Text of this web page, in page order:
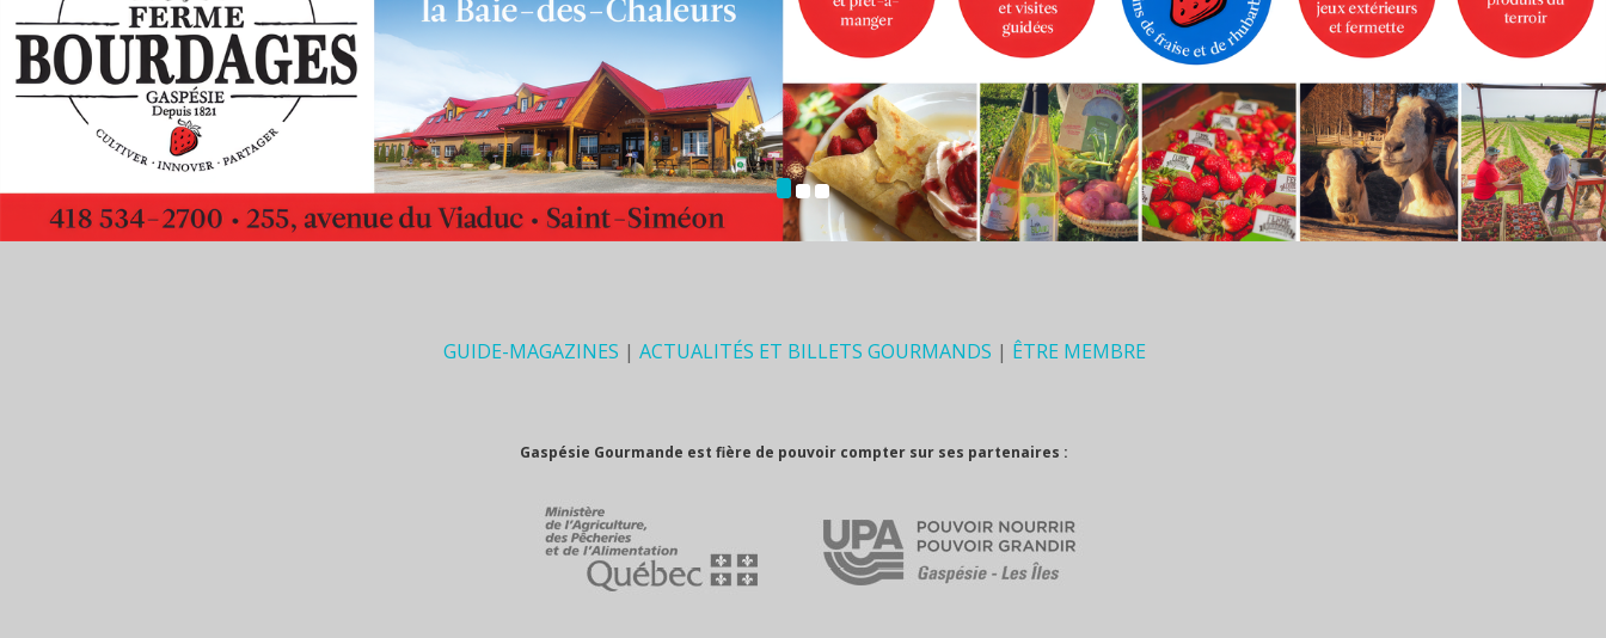
GUIDE-MAGAZINES | ACTUALITÉS ET BILLETS GOURMANDS | ÊTRE MEMBRE
Gaspésie Gourmande est fière de pouvoir compter sur ses partenaires :